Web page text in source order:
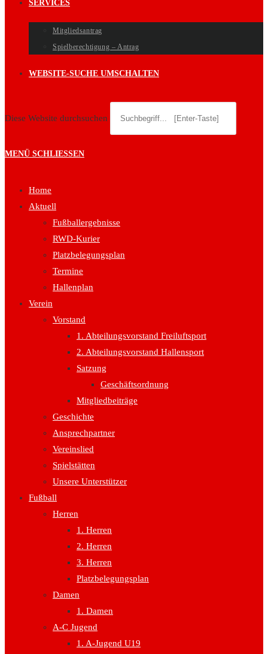
SERVICES
Mitgliedsantrag
Spielberechtigung – Antrag
WEBSITE-SUCHE UMSCHALTEN
Diese Website durchsuchen
MENÜ SCHLIESSEN
Home
Aktuell
Fußballergebnisse
RWD-Kurier
Platzbelegungsplan
Termine
Hallenplan
Verein
Vorstand
1. Abteilungsvorstand Freiluftsport
2. Abteilungsvorstand Hallensport
Satzung
Geschäftsordnung
Mitgliedbeiträge
Geschichte
Ansprechpartner
Vereinslied
Spielstätten
Unsere Unterstützer
Fußball
Herren
1. Herren
2. Herren
3. Herren
Platzbelegungsplan
Damen
1. Damen
A-C Jugend
1. A-Jugend U19